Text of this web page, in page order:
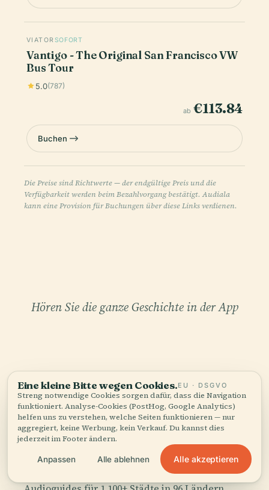
VIATOR SOFORT
Vantigo - The Original San Francisco VW
Bus Tour
5.0(787)
ab €113.84
Buchen
Die Preise sind Richtwerte — der endgültige Preis und die
Verfügbarkeit werden beim Bezahlvorgang bestätigt. Audiala
kann eine Provision für Buchungen über diese Links verdienen.
Hören Sie die ganze Geschichte in der App
IHR PERSÖNLICHER KURATOR
Fisherman’S Wharf, ganz
und gar,
gut erzählt.
Eine kleine Bitte wegen Cookies.EU · DSGVO
Streng notwendige Cookies sorgen dafür, dass die Navigation
funktioniert. Analyse-Cookies (PostHog, Google Analytics)
helfen uns zu verstehen, welche Seiten funktionieren — nur
aggregiert, keine Werbung, kein Verkauf. Du kannst dies
jederzeit im Footer ändern.
Anpassen Alle ablehnen Alle akzeptieren